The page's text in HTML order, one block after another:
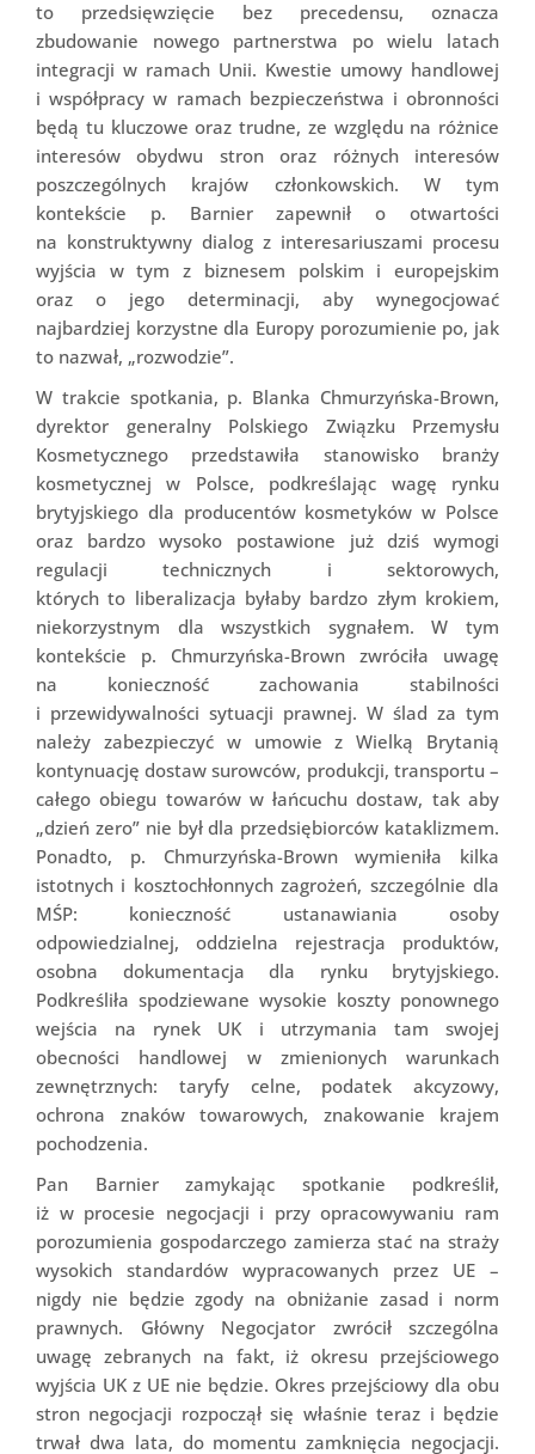
to przedsięwzięcie bez precedensu, oznacza
zbudowanie nowego partnerstwa po wielu latach
integracji w ramach Unii. Kwestie umowy handlowej
i współpracy w ramach bezpieczeństwa i obronności
będą tu kluczowe oraz trudne, ze względu na różnice
interesów obydwu stron oraz różnych interesów
poszczególnych krajów członkowskich. W tym
kontekście p. Barnier zapewnił o otwartości
na konstruktywny dialog z interesariuszami procesu
wyjścia w tym z biznesem polskim i europejskim
oraz o jego determinacji, aby wynegocjować
najbardziej korzystne dla Europy porozumienie po, jak
to nazwał, „rozwodzie”.
W trakcie spotkania, p. Blanka Chmurzyńska-Brown,
dyrektor generalny Polskiego Związku Przemysłu
Kosmetycznego przedstawiła stanowisko branży
kosmetycznej w Polsce, podkreślając wagę rynku
brytyjskiego dla producentów kosmetyków w Polsce
oraz bardzo wysoko postawione już dziś wymogi
regulacji technicznych i sektorowych,
których to liberalizacja byłaby bardzo złym krokiem,
niekorzystnym dla wszystkich sygnałem. W tym
kontekście p. Chmurzyńska-Brown zwróciła uwagę
na konieczność zachowania stabilności
i przewidywalności sytuacji prawnej. W ślad za tym
należy zabezpieczyć w umowie z Wielką Brytanią
kontynuację dostaw surowców, produkcji, transportu –
całego obiegu towarów w łańcuchu dostaw, tak aby
„dzień zero” nie był dla przedsiębiorców kataklizmem.
Ponadto, p. Chmurzyńska-Brown wymieniła kilka
istotnych i kosztochłonnych zagrożeń, szczególnie dla
MŚP: konieczność ustanawiania osoby
odpowiedzialnej, oddzielna rejestracja produktów,
osobna dokumentacja dla rynku brytyjskiego.
Podkreśliła spodziewane wysokie koszty ponownego
wejścia na rynek UK i utrzymania tam swojej
obecności handlowej w zmienionych warunkach
zewnętrznych: taryfy celne, podatek akcyzowy,
ochrona znaków towarowych, znakowanie krajem
pochodzenia.
Pan Barnier zamykając spotkanie podkreślił,
iż w procesie negocjacji i przy opracowywaniu ram
porozumienia gospodarczego zamierza stać na straży
wysokich standardów wypracowanych przez UE –
nigdy nie będzie zgody na obniżanie zasad i norm
prawnych. Główny Negocjator zwrócił szczególna
uwagę zebranych na fakt, iż okresu przejściowego
wyjścia UK z UE nie będzie. Okres przejściowy dla obu
stron negocjacji rozpoczął się właśnie teraz i będzie
trwał dwa lata, do momentu zamknięcia negocjacji.